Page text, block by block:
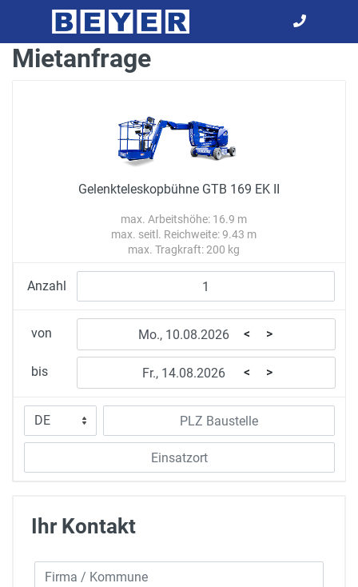
Mietanfrage
Gelenkteleskopbühne GTB 169 EK II
max. Arbeitshöhe: 16.9 m
max. seitl. Reichweite: 9.43 m
max. Tragkraft: 200 kg
Anzahl
von < >
bis < >
Ihr Kontakt